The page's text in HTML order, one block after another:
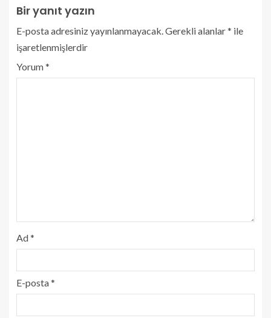
Bir yanıt yazın
E-posta adresiniz yayınlanmayacak.Gerekli alanlar* ile
işaretlenmişlerdir
Yorum*
Ad*
E-posta*